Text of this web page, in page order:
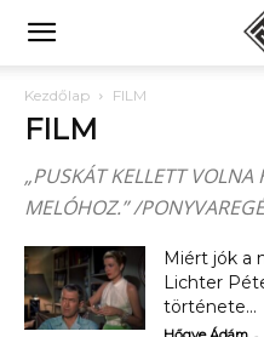
Kezdőlap FILM
FILM
„PUSKÁT KELLETT
MELÓHOZ.” /
Miért jók a
Lichter
története...